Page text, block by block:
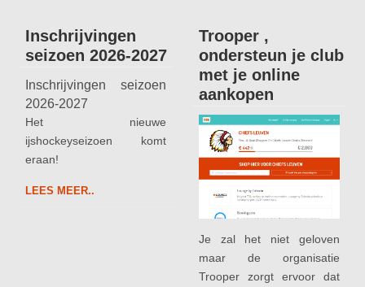
Inschrijvingen
seizoen 2026-2027
Inschrijvingen seizoen
2026-2027
Het nieuwe
ijshockeyseizoen komt
eraan!
LEES MEER..
Trooper ,
ondersteun je club
met je online
aankopen
Je zal het niet geloven
maar de organisatie
Trooper zorgt ervoor dat